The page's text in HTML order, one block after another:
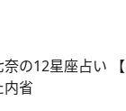
奈の12星座占い
内省